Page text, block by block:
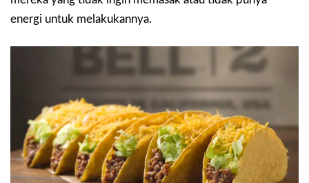
energi untuk melakukannya.